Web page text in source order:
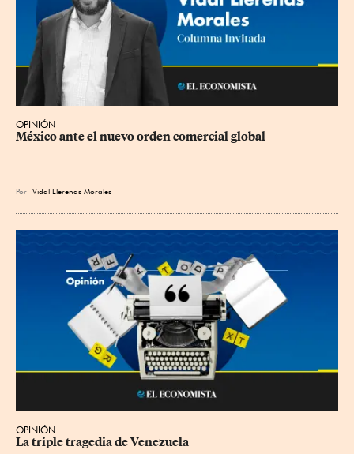
OPINIÓN
México ante el nuevo orden comercial global
Por Vidal Llerenas Morales
OPINIÓN
La triple tragedia de Venezuela